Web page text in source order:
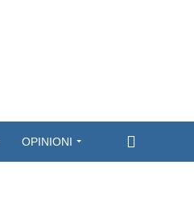
OPINIONI